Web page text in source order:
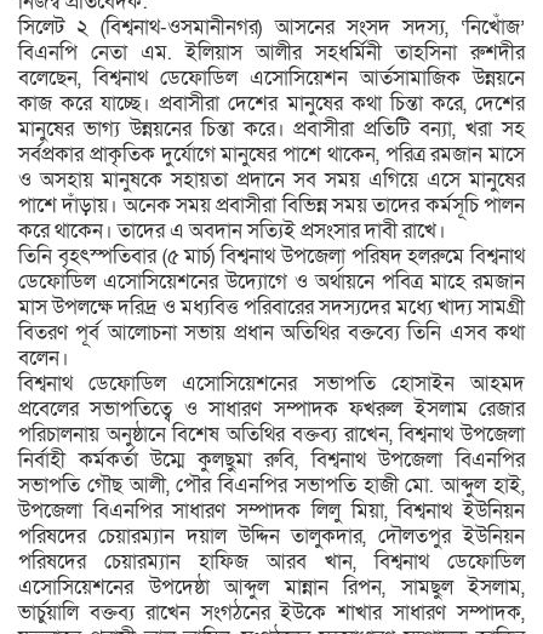
সিলেট ২ (বিশ্বনাথ-ওসমানীনগর) আসনের সংসদ সদস্য, ‘নিখোঁজ’
বিএনপি নেতা এম. ইলিয়াস আলীর সহধর্মিনী তাহসিনা রুশদীর
বলেছেন, বিশ্বনাথ ডেফোডিল এসোসিয়েশন আর্তসামাজিক উন্নয়নে
কাজ করে যাচ্ছে। প্রবাসীরা দেশের মানুষের কথা চিন্তা করে, দেশের
মানুষের ভাগ্য উন্নয়নের চিন্তা করে। প্রবাসীরা প্রতিটি বন্যা, খরা সহ
সর্বপ্রকার প্রাকৃতিক দুর্যোগে মানুষের পাশে থাকেন, পরিত্র রমজান মাসে
ও অসহায় মানুষকে সহায়তা প্রদানে সব সময় এগিয়ে এসে মানুষের
পাশে দাঁড়ায়। অনেক সময় প্রবাসীরা বিভিন্ন সময় তাদের কর্মসূচি পালন
করে থাকেন। তাদের এ অবদান সত্যিই প্রসংসার দাবী রাখে।
তিনি বৃহৎস্পতিবার (৫ মার্চ) বিশ্বনাথ উপজেলা পরিষদ হলরুমে বিশ্বনাথ
ডেফোডিল এসোসিয়েশনের উদ্যোগে ও অর্থায়নে পবিত্র মাহে রমজান
মাস উপলক্ষে দরিদ্র ও মধ্যবিত্ত পরিবারের সদস্যদের মধ্যে খাদ্য সামগ্রী
বিতরণ পূর্ব আলোচনা সভায় প্রধান অতিথির বক্তব্যে তিনি এসব কথা
বলেন।
বিশ্বনাথ ডেফোডিল এসোসিয়েশনের সভাপতি হোসাইন আহমদ
প্রবেলের সভাপতিত্বে ও সাধারণ সম্পাদক ফখরুল ইসলাম রেজার
পরিচালনায় অনুষ্ঠানে বিশেষ অতিথির বক্তব্য রাখেন, বিশ্বনাথ উপজেলা
নির্বাহী কর্মকর্তা উম্মে কুলছুমা রুবি, বিশ্বনাথ উপজেলা বিএনপির
সভাপতি গৌছ আলী, পৌর বিএনপির সভাপতি হাজী মো. আব্দুল হাই,
উপজেলা বিএনপির সাধারণ সম্পাদক লিলু মিয়া, বিশ্বনাথ ইউনিয়ন
পরিষদের চেয়ারম্যান দয়াল উদ্দিন তালুকদার, দৌলতপুর ইউনিয়ন
পরিষদের চেয়ারম্যান হাফিজ আরব খান, বিশ্বনাথ ডেফোডিল
এসোসিয়েশনের উপদেষ্ঠা আব্দুল মান্নান রিপন, সামছুল ইসলাম,
ভার্চুয়ালি বক্তব্য রাখেন সংগঠনের ইউকে শাখার সাধারণ সম্পাদক,